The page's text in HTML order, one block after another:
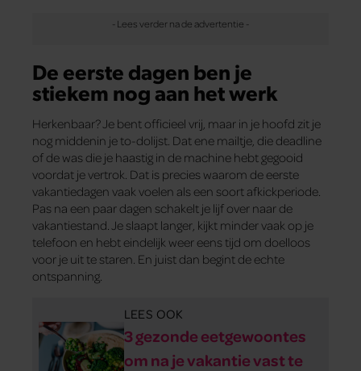
De eerste dagen ben je
stiekem nog aan het werk
Herkenbaar? Je bent officieel vrij, maar in je hoofd zit je
nog middenin je to-dolijst. Dat ene mailtje, die deadline
of de was die je haastig in de machine hebt gegooid
voordat je vertrok. Dat is precies waarom de eerste
vakantiedagen vaak voelen als een soort afkickperiode.
Pas na een paar dagen schakelt je lijf over naar de
vakantiestand. Je slaapt langer, kijkt minder vaak op je
telefoon en hebt eindelijk weer eens tijd om doelloos
voor je uit te staren. En juist dan begint de echte
ontspanning.
LEES OOK
3 gezonde eetgewoontes
om na je vakantie vast te